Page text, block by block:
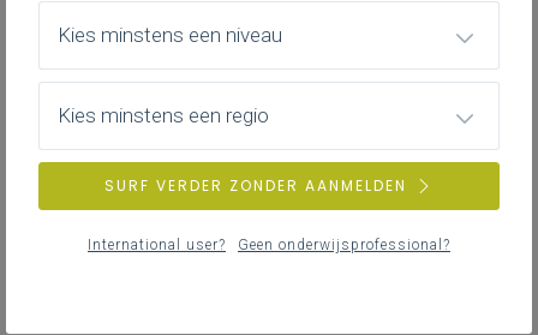
Leerplandoelen
LPD 4 De leerlingen lichten de verschillende
hand van een concreet communicatieproject.
Kies minstens een niveau
Kies minstens een regio
SURF VERDER ZONDER AANMELDEN
International user? Geen onderwijsprofessional?